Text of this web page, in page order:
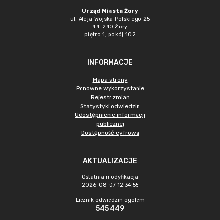
Urząd Miasta Żory
ul. Aleja Wojska Polskiego 25
44-240 Żory
piętro 1, pokój 102
INFORMACJE
Mapa strony
Ponowne wykorzystanie
Rejestr zmian
Statystyki odwiedzin
Udostępnienie informacji
publicznej
Dostępność cyfrowa
AKTUALIZACJE
Ostatnia modyfikacja
2026-08-07 12:34:55
Licznik odwiedzin ogółem
545 449